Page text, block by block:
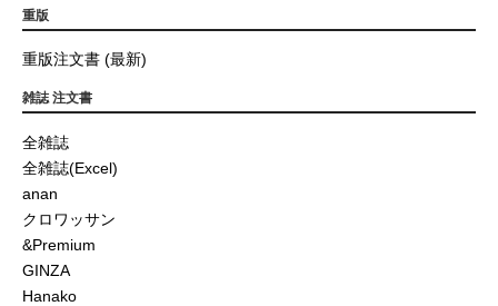
重版
重版注文書 (最新)
雑誌 注文書
全雑誌
全雑誌(Excel)
anan
クロワッサン
&Premium
GINZA
Hanako